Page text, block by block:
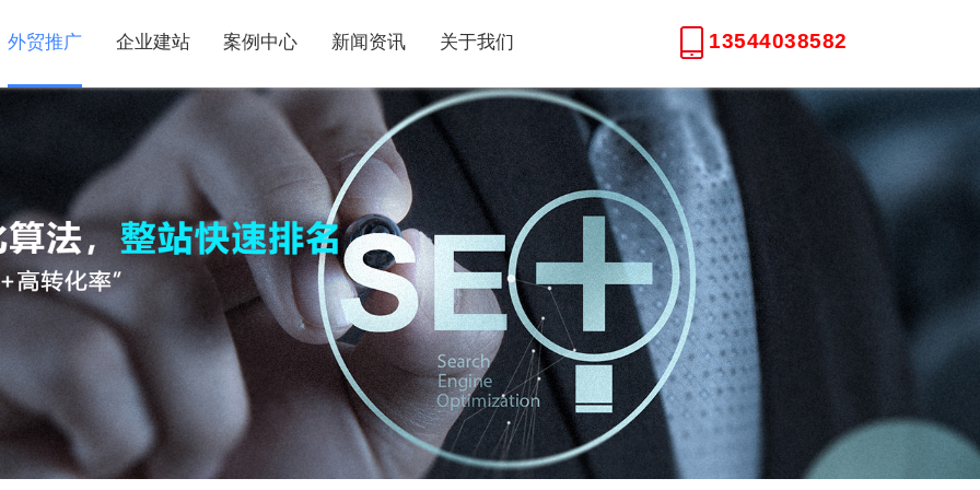
13544038582
外贸推广 企业建站 案例中心 新闻资讯 关于我们